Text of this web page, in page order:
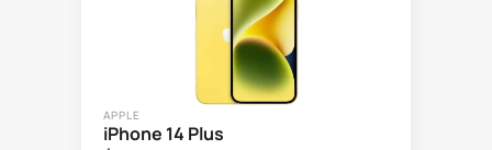
APPLE
iPhone 14 Plus